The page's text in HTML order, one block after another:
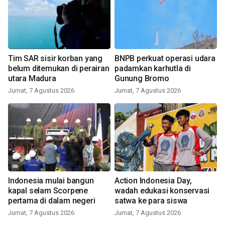
Tim SAR sisir korban yang
belum ditemukan di perairan
utara Madura
Jumat, 7 Agustus 2026
BNPB perkuat operasi udara
padamkan karhutla di
Gunung Bromo
Jumat, 7 Agustus 2026
Indonesia mulai bangun
kapal selam Scorpene
pertama di dalam negeri
Jumat, 7 Agustus 2026
Action Indonesia Day,
wadah edukasi konservasi
satwa ke para siswa
Jumat, 7 Agustus 2026